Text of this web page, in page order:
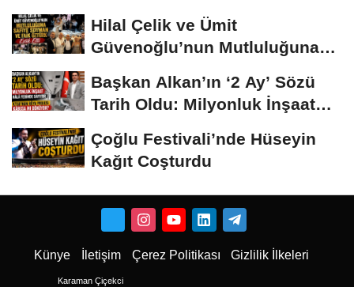
Hilal Çelik ve Ümit
Güvenoğlu’nun Mutluluğuna
Başkan Alkan’ın ‘2 Ay’ Sözü
Tarih Oldu: Milyonluk İnşaat
Çoğlu Festivali’nde Hüseyin
Kağıt Coşturdu
Künye İletişim Çerez Politikası Gizlilik İlkeleri
Karaman Çiçekci